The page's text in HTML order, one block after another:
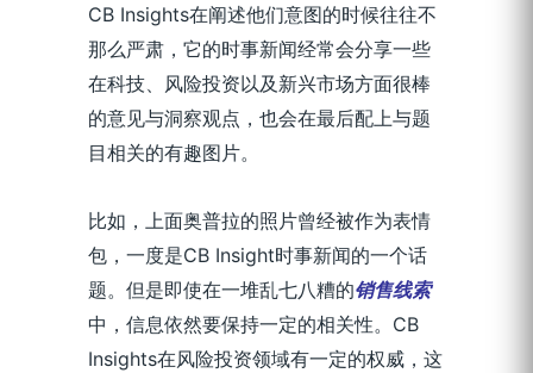
CB Insights在阐述他们意图的时候往往不
那么严肃，它的时事新闻经常会分享一些
在科技、风险投资以及新兴市场方面很棒
的意见与洞察观点，也会在最后配上与题
目相关的有趣图片。
比如，上面奥普拉的照片曾经被作为表情
包，一度是CB Insight时事新闻的一个话
题。但是即使在一堆乱七八糟的销售线索
中，信息依然要保持一定的相关性。CB
Insights在风险投资领域有一定的权威，这